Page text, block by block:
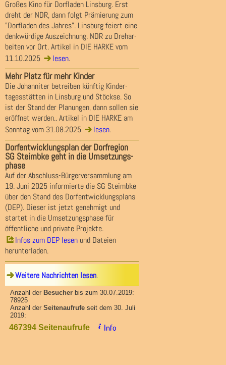
Großes Kino für Dorfladen Linsburg. Erst
dreht der NDR, dann folgt Prämierung zum
"Dorfladen des Jahres". Linsburg feiert eine
denkwürdige Auszeichnung. NDR zu Drehar-
beiten vor Ort. Artikel in DIE HARKE vom
11.10.2025
lesen.
Mehr Platz für mehr Kinder
Die Johanniter betreiben künftig Kinder-
tagesstätten in Linsburg und Stöckse. So
ist der Stand der Planungen, dann sollen sie
eröffnet werden.. Artikel in DIE HARKE am
Sonntag vom 31.08.2025
lesen.
Dorfentwicklungsplan der Dorfregion
SG Steimbke geht in die Umsetzungs-
phase
Auf der Abschluss-Bürgerversammlung am
19. Juni 2025 informierte die SG Steimbke
über den Stand des Dorfentwicklungsplans
(DEP). Dieser ist jetzt genehmigt und
startet in die Umsetzungsphase für
öffentliche und private Projekte.
Infos zum DEP lesen und Dateien
herunterladen.
Weitere Nachrichten lesen.
Anzahl der Besucher bis zum 30.07.2019:
78925
Anzahl der Seitenaufrufe seit dem 30. Juli
2019:
Info